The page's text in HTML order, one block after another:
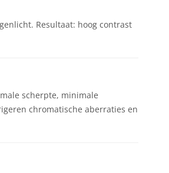
Resultaat: hoog contrast
scherpte, minimale
chromatische aberraties en